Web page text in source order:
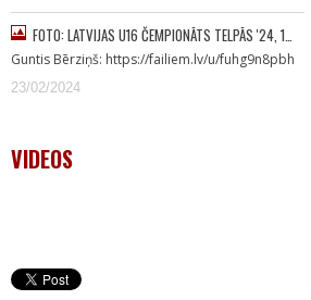
FOTO: LATVIJAS U16 ČEMPIONĀTS TELPĀS '24, 1…
Guntis Bērziņš: https://failiem.lv/u/fuhg9n8pbh
23/02/2024
VIDEOS